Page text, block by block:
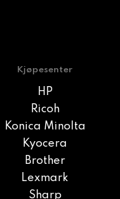
Kjøpesenter
HP
Ricoh
Konica Minolta
Kyocera
Brother
Lexmark
Sharp